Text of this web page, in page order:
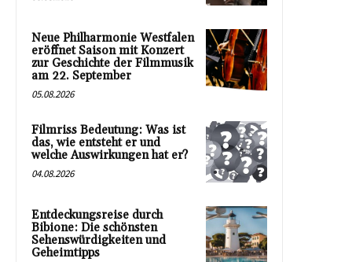
Neue Philharmonie Westfalen
eröffnet Saison mit Konzert
zur Geschichte der Filmmusik
am 22. September
05.08.2026
Filmriss Bedeutung: Was ist
das, wie entsteht er und
welche Auswirkungen hat er?
04.08.2026
Entdeckungsreise durch
Bibione: Die schönsten
Sehenswürdigkeiten und
Geheimtipps